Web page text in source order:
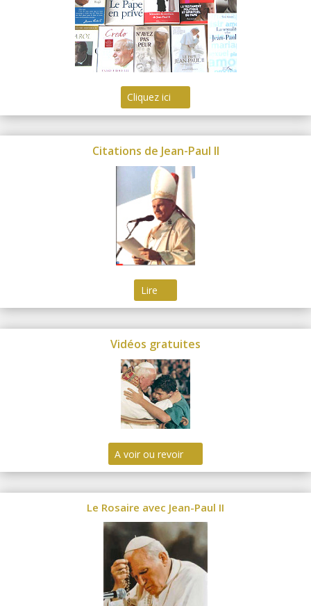
Cliquez ici
Citations de Jean-Paul II
Lire
Vidéos gratuites
A voir ou revoir
Le Rosaire avec Jean-Paul II